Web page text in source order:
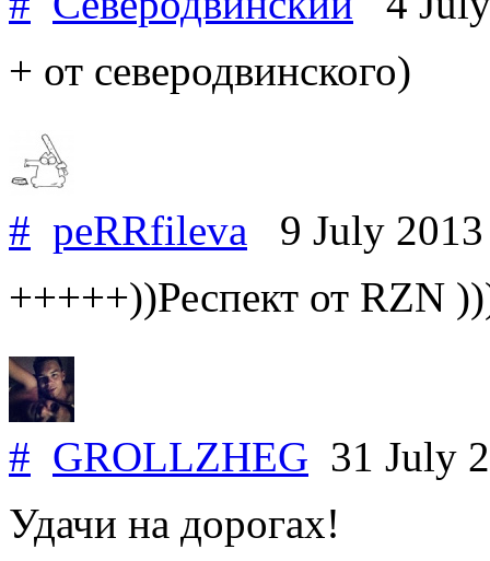
+ от северодвинского)
# peRRfileva 9 July
+++++))Респект от RZN
# GROLLZHEG 31 July
Удачи на дорогах!